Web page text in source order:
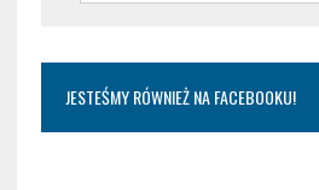
JESTEŚMY RÓWNIEŻ NA FACEBOOKU!